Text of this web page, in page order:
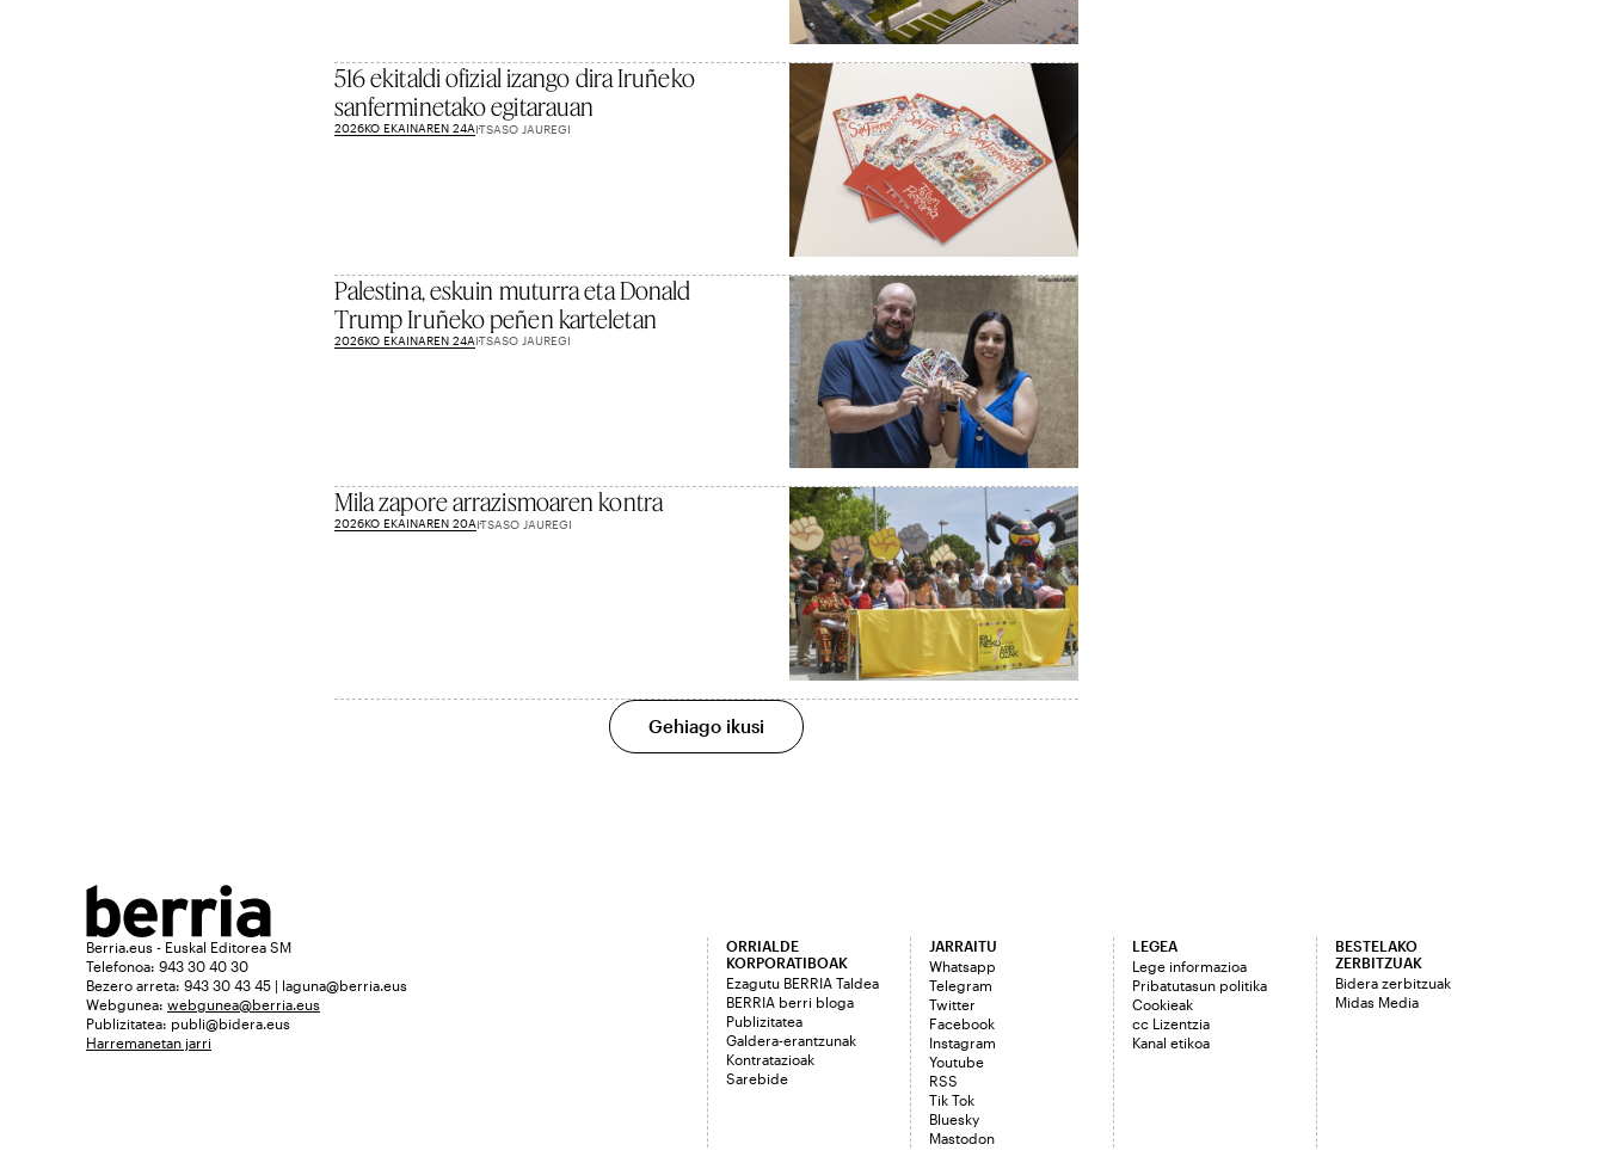
516 ekitaldi ofizial izango dira Iruñeko
sanferminetako egitarauan
2026KO EKAINAREN 24AITSASO JAUREGI
Palestina, eskuin muturra eta Donald
Trump Iruñeko peñen karteletan
2026KO EKAINAREN 24AITSASO JAUREGI
Mila zapore arrazismoaren kontra
2026KO EKAINAREN 20AITSASO JAUREGI
Gehiago ikusi
Berria.eus - Euskal Editorea SM
Telefonoa: 943 30 40 30
Bezero arreta: 943 30 43 45 | laguna@berria.eus
Webgunea: webgunea@berria.eus
Publizitatea: publi@bidera.eus
Harremanetan jarri
ORRIALDE
KORPORATIBOAK
Ezagutu BERRIA Taldea
BERRIA berri bloga
Publizitatea
Galdera-erantzunak
Kontratazioak
Sarebide
JARRAITU
Whatsapp
Telegram
Twitter
Facebook
Instagram
Youtube
RSS
Tik Tok
Bluesky
Mastodon
LEGEA
Lege informazioa
Pribatutasun politika
Cookieak
cc Lizentzia
Kanal etikoa
BESTELAKO
ZERBITZUAK
Bidera zerbitzuak
Midas Media